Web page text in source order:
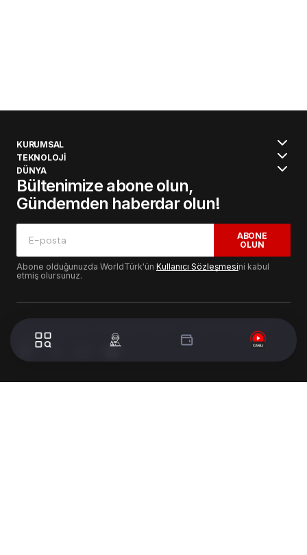
KURUMSAL
TEKNOLOJİ
DÜNYA
Bültenimize abone olun,
Gündemden haberdar olun!
ABONE
OLUN
Abone olduğunuzda WorldTürk'ün Kullanıcı Sözleşmesini kabul
etmiş olursunuz.
© 2024 WorldTurk. Tüm Hakları Saklıdır. - Tasarım & Geliştirme :
Volion's